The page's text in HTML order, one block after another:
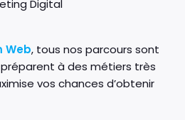
Digital
Web, tous nos parcours sont
à des métiers très
vos chances d’obtenir